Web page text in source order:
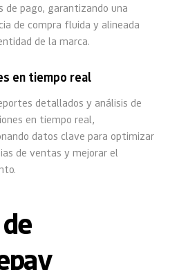
de pago, garantizando una
de compra fluida y alineada
de la marca.
en tiempo real
detallados y análisis de
en tiempo real,
datos clave para optimizar
de ventas y mejorar el